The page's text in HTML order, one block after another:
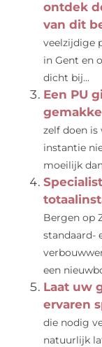
ontdek
van dit
veelzijdige
in Gent en
dicht bij...
Een PU
zelf doen is
instantie
moeilijk
Bergen op
standaard-
een
Laat uw
ervaren
die nodig
natuurlijk